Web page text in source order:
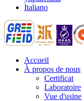
Italiano
Accueil
À propos de nous
Certificat
Laboratoire
Vue d'usine